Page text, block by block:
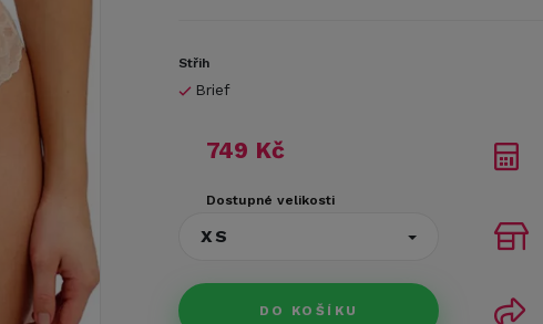
Střih
Brief
749 Kč
Dostupné velikosti
XS
DO KOŠÍKU